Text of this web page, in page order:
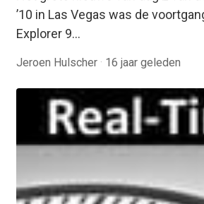
’10 in Las Vegas was de
Explorer 9…
Jeroen Hulscher · 16 jaar geleden